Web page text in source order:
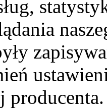
producenta.